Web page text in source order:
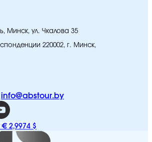
Минск, ул. Чкалова 35
220002, г. Минск,
info@abstour.by
€ 2,9974 $